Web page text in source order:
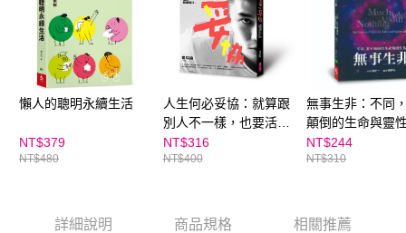
４．使用「AFTEE先享後付」時，將依據個別帳號之用戶狀況，依本公司即
時審查核予不同之上限額度；若仍有額度不足之情形，本公司將視審查結果
請求用戶進行身份認證。
５．嚴禁一人註冊多個帳號或使用他人資訊註冊。若發現惡意使用之情形，
恩沛科技股份有限公司將有權停止該用戶之使用額度並採取法律行動。
懶人的聰明永續生活
NT$379
NT$480
人生何必妥協：就算跟
別人不一樣，也要活得
理直氣壯
NT$316
NT$400
無事生非：不同
顛倒的生命與靈
NT$244
NT$310
詳細說明 商品規格 相關推薦